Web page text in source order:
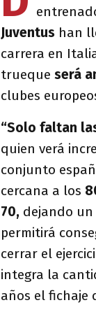
Juventus han
carrera en
trueque será
clubes
“Solo faltan
quien verá
conjunto
cercana a los
70, dejando un
permitirá
cerrar el
integra la
años el fichaje